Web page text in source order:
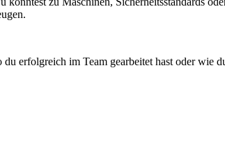
erfolgreich im Team gearbeitet hast oder wie